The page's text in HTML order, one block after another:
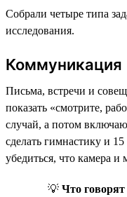
Собрали четыре типа
исследования.
Коммуникация
Письма, встречи и
показать «смотрите,
случай, а потом
сделать гимнастику и
убедиться, что камера
💡 Что говорят